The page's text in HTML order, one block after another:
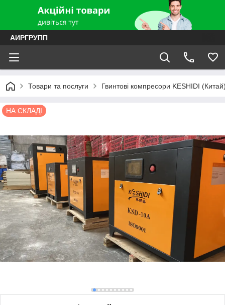
АИРГРУПП
Товари та послуги Гвинтові компресори KESHIDI
НА СКЛАДІ